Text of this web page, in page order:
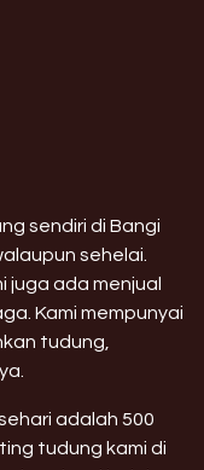
sendiri di Bangi
sehelai.
juga ada menjual
Kami mempunyai
tudung,
adalah 500
tudung kami di